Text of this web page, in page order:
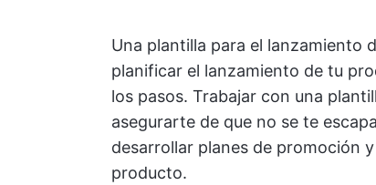
Una plantilla para el lanzamiento
planificar el lanzamiento de tu
los pasos. Trabajar con una
asegurarte de que no se te
desarrollar planes de promoción
producto.